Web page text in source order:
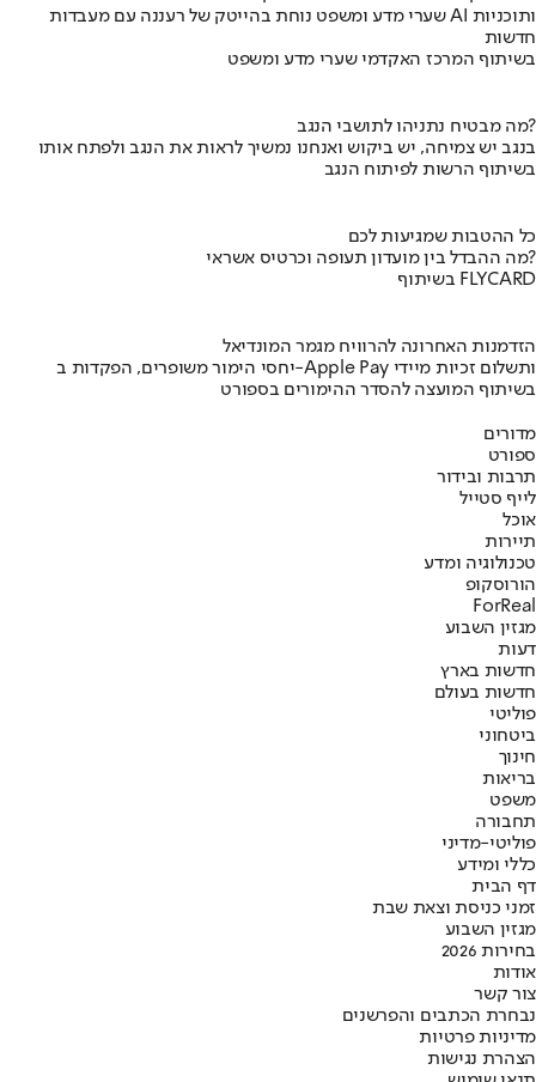
שערי מדע ומשפט נוחת בהייטק של רעננה עם מעבדות AI ותוכניות
חדשות
בשיתוף המרכז האקדמי שערי מדע ומשפט
מה מבטיח נתניהו לתושבי הנגב?
בנגב יש צמיחה, יש ביקוש ואנחנו נמשיך לראות את הנגב ולפתח אותו
בשיתוף הרשות לפיתוח הנגב
כל ההטבות שמגיעות לכם
מה ההבדל בין מועדון תעופה וכרטיס אשראי?
בשיתוף FLYCARD
הזדמנות האחרונה להרוויח מגמר המונדיאל
יחסי הימור משופרים, הפקדות ב-Apple Pay ותשלום זכיות מיידי
בשיתוף המועצה להסדר ההימורים בספורט
מדורים
ספורט
תרבות ובידור
לייף סטייל
אוכל
תיירות
טכנולוגיה ומדע
הורוסקופ
ForReal
מגזין השבוע
דעות
חדשות בארץ
חדשות בעולם
פוליטי
ביטחוני
חינוך
בריאות
משפט
תחבורה
פוליטי-מדיני
כללי ומידע
דף הבית
זמני כניסת וצאת שבת
מגזין השבוע
בחירות 2026
אודות
צור קשר
נבחרת הכתבים והפרשנים
מדיניות פרטיות
הצהרת נגישות